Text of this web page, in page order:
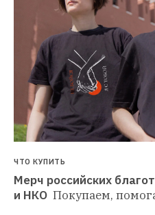
ЧТО КУПИТЬ
Мерч российских
и НКО Покупаем,